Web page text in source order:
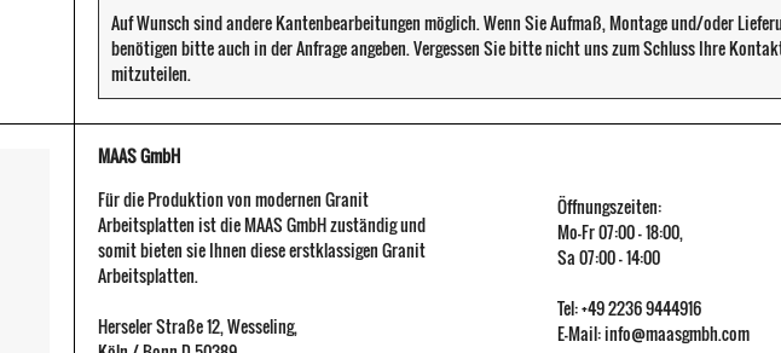
Auf Wunsch sind andere Kantenbearbeitungen möglich. Wenn Sie Aufmaß, Montage und/oder
benötigen bitte auch in der Anfrage angeben. Vergessen Sie bitte nicht uns zum Schluss Ihre
mitzuteilen.
MAAS GmbH
Für die Produktion von modernen Granit
Arbeitsplatten ist die MAAS GmbH zuständig und
somit bieten sie Ihnen diese erstklassigen Granit
Arbeitsplatten.
Herseler Straße 12,Wesseling,
Öffnungszeiten:
Mo-Fr 07:00 - 18:00,
Sa 07:00 - 14:00
Tel: +49 2236 9444916
E-Mail:info@maasgmbh.com